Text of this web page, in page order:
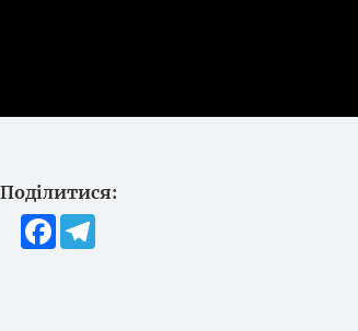
Поділитися:
Facebook